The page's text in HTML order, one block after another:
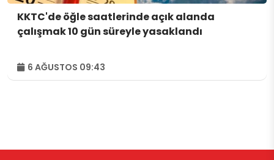
KKTC'de öğle saatlerinde açık alanda
çalışmak 10 gün süreyle yasaklandı
6 AĞUSTOS 09:43